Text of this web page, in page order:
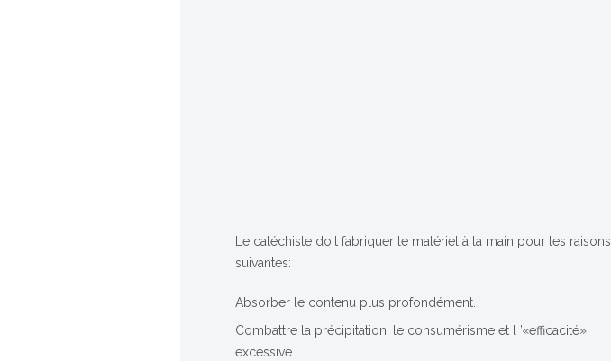
Le catéchiste doit fabriquer le matériel à la main pour les raisons
suivantes:
Absorber le contenu plus profondément.
Combattre la précipitation, le consumérisme et l ’«efficacité»
excessive.